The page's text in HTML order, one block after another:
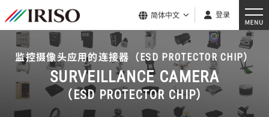
简体中文 登录
监控摄像头应用的连接器（ESD PROTECTOR CHIP）
SURVEILLANCE CAMERA
（ESD PROTECTOR CHIP）